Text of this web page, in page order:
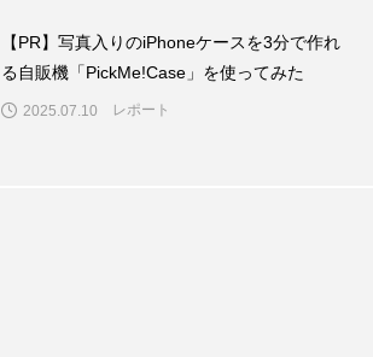
【PR】写真入りのiPhoneケースを3分で作れ
る自販機「PickMe!Case」を使ってみた
2025.07.10 レポート